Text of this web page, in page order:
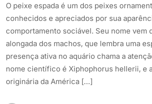
O peixe espada é um dos peixes
conhecidos e apreciados por sua
comportamento sociável. Seu nome vem
alongada dos machos, que lembra uma
presença ativa no aquário chama a
nome científico é Xiphophorus hellerii, e
originária da América […]